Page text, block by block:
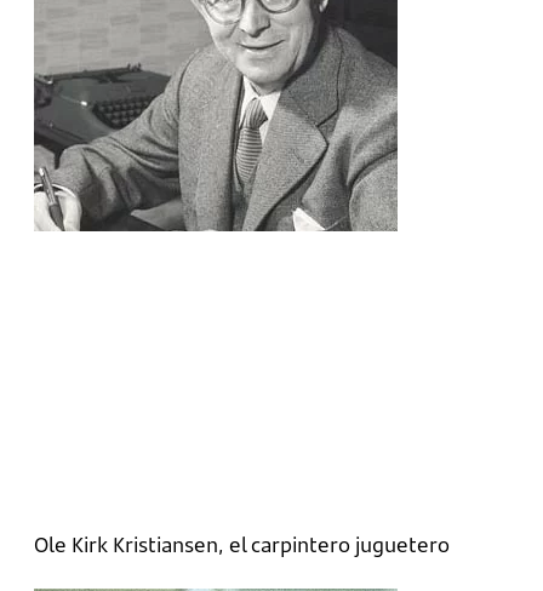
Ole Kirk Kristiansen, el carpintero juguetero